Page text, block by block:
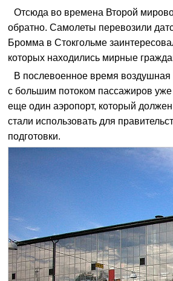
Отсюда во времена Второй
обратно. Самолеты перевозили
Бромма в Стокгольме
которых находились мирные
В послевоенное время воздушная
с большим потоком пассажиров
еще один аэропорт, который
стали использовать для
подготовки.